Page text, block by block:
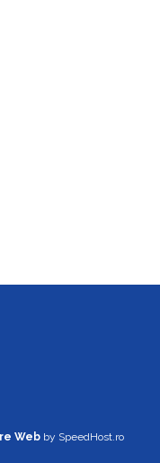
Web by SpeedHost.ro